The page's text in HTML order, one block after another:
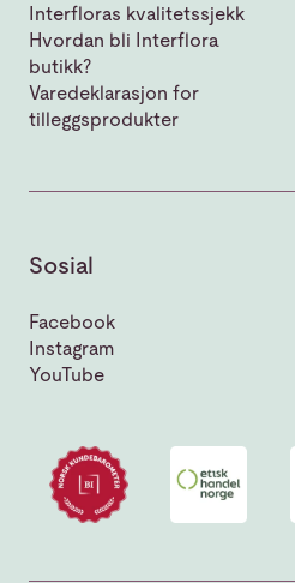
Interfloras kvalitetssjekk
Hvordan bli Interflora
butikk?
Varedeklarasjon for
tilleggsprodukter
Sosial
Facebook
Instagram
YouTube